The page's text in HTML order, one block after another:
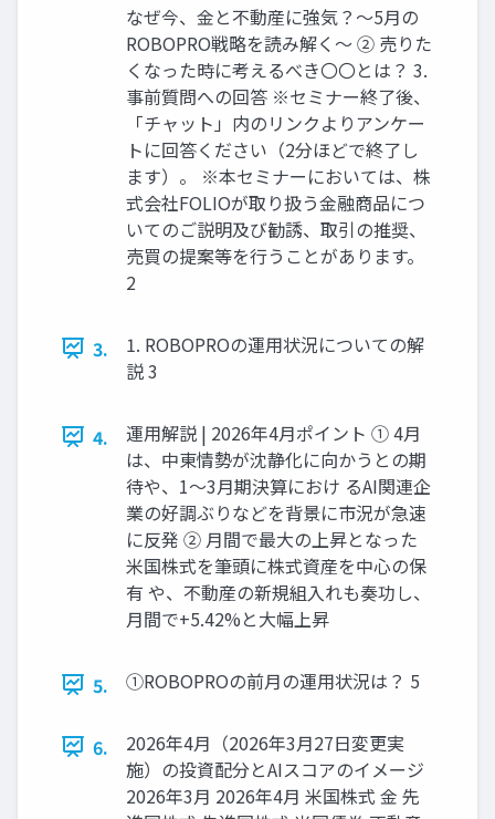
なぜ今、金と不動産に強気？～5月の
ROBOPRO戦略を読み解く～ ② 売りた
くなった時に考えるべき〇〇とは？ 3.
事前質問への回答 ※セミナー終了後、
「チャット」内のリンクよりアンケー
トに回答ください（2分ほどで終了し
ます）。 ※本セミナーにおいては、株
式会社FOLIOが取り扱う金融商品につ
いてのご説明及び勧誘、取引の推奨、
売買の提案等を行うことがあります。
2
3.
1. ROBOPROの運用状況についての解
説 3
4.
運用解説 | 2026年4月ポイント ① 4月
は、中東情勢が沈静化に向かうとの期
待や、1～3月期決算におけ るAI関連企
業の好調ぶりなどを背景に市況が急速
に反発 ② 月間で最大の上昇となった
米国株式を筆頭に株式資産を中心の保
有 や、不動産の新規組入れも奏功し、
月間で+5.42%と大幅上昇
5. ①ROBOPROの前月の運用状況は？ 5
6.
2026年4月（2026年3月27日変更実
施）の投資配分とAIスコアのイメージ
2026年3月 2026年4月 米国株式 金 先